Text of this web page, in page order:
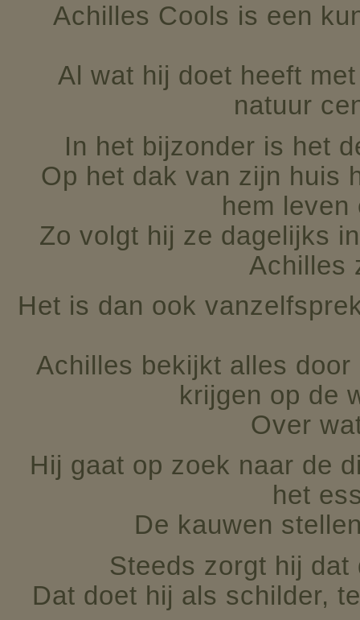
Achilles Cools is een
Al wat hij doet heeft
natuur
In het bijzonder is het
Op het dak van zijn huis
hem leven
Zo volgt hij ze dagelijks
Achilles
Het is dan ook
Achilles bekijkt alles
krijgen op de
Over
Hij gaat op zoek naar de
het
De kauwen
Steeds zorgt hij
Dat doet hij als schilder,